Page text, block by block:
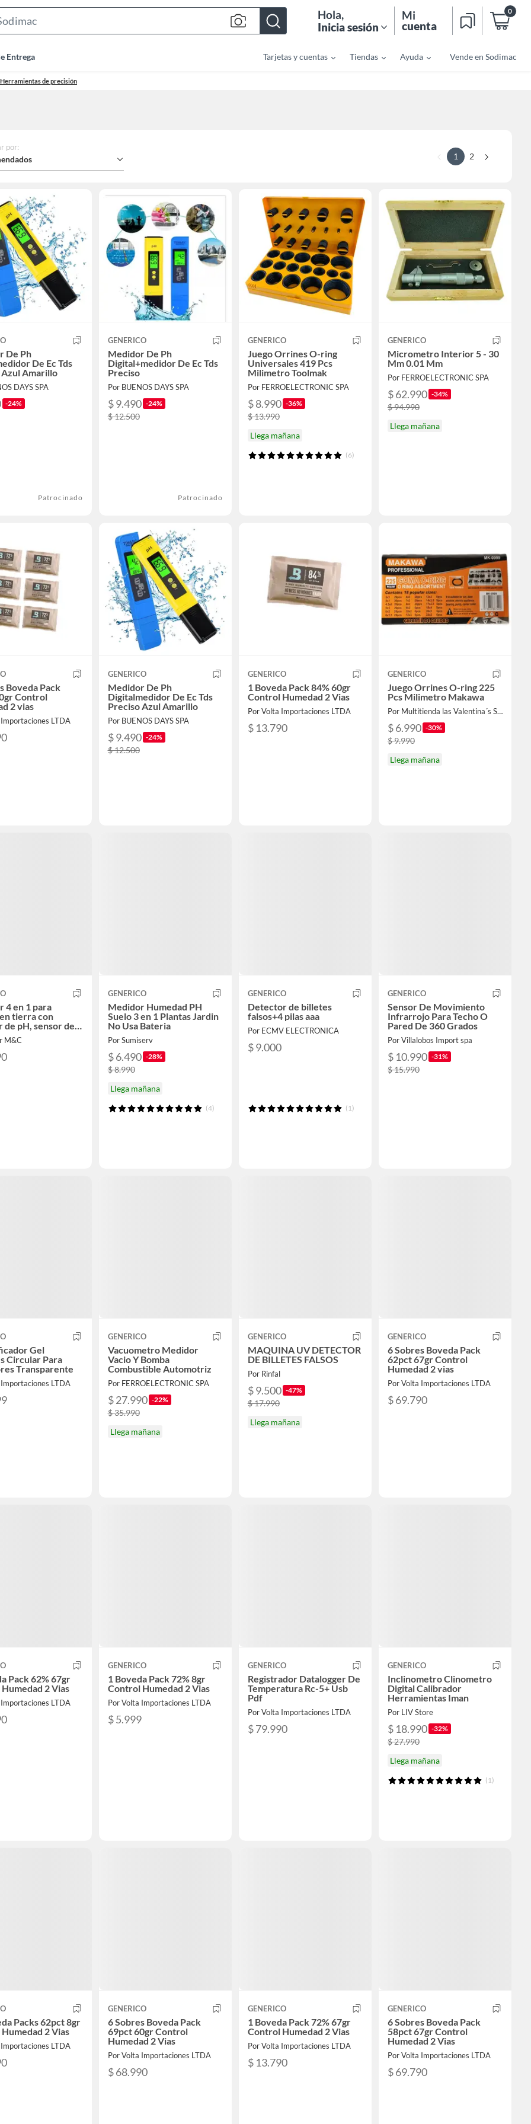
Bar
Hola,
Inicia sesión
Mi
cuenta
0
Entrega Tarjetas y cuentas Tiendas Ayuda Vende en Sodimac
Herramientas de precisión
por:
1 2
De Ph
De Ec Tds
Amarillo
DAYS SPA
-24%
Patrocinado
GENERICO
Medidor De Ph
Digital+medidor De Ec Tds
Preciso
Por BUENOS DAYS SPA
$ 9.490 -24%
$ 12.500
Patrocinado
GENERICO
Juego Orrines O-ring
Universales 419 Pcs
Milimetro Toolmak
Por FERROELECTRONIC SPA
$ 8.990 -36%
$ 13.990
Llega mañana
(6)
GENERICO
Micrometro Interior 5 - 30
Mm 0.01 Mm
Por FERROELECTRONIC SPA
$ 62.990 -34%
$ 94.990
Llega mañana
Boveda Pack
Control
2 vias
LTDA
GENERICO
Medidor De Ph
Digitalmedidor De Ec Tds
Preciso Azul Amarillo
Por BUENOS DAYS SPA
$ 9.490 -24%
$ 12.500
GENERICO
1 Boveda Pack 84% 60gr
Control Humedad 2 Vias
Por Volta Importaciones LTDA
$ 13.790
GENERICO
Juego Orrines O-ring 225
Pcs Milimetro Makawa
Por Multitienda las Valentina´s SPA
$ 6.990 -30%
$ 9.990
Llega mañana
4 en 1 para
tierra con
de pH, sensor de
medición de luz,
M&C
GENERICO
Medidor Humedad PH
Suelo 3 en 1 Plantas Jardin
No Usa Bateria
Por Sumiserv
$ 6.490 -28%
$ 8.990
Llega mañana
(4)
GENERICO
Detector de billetes
falsos+4 pilas aaa
Por ECMV ELECTRONICA
$ 9.000
(1)
GENERICO
Sensor De Movimiento
Infrarrojo Para Techo O
Pared De 360 Grados
Por Villalobos Import spa
$ 10.990 -31%
$ 15.990
Gel
Circular Para
Transparente
LTDA
GENERICO
Vacuometro Medidor
Vacio Y Bomba
Combustible Automotriz
Por FERROELECTRONIC SPA
$ 27.990 -22%
$ 35.990
Llega mañana
GENERICO
MAQUINA UV DETECTOR
DE BILLETES FALSOS
Por Rinfal
$ 9.500 -47%
$ 17.990
Llega mañana
GENERICO
6 Sobres Boveda Pack
62pct 67gr Control
Humedad 2 vias
Por Volta Importaciones LTDA
$ 69.790
Pack 62% 67gr
2 Vias
LTDA
GENERICO
1 Boveda Pack 72% 8gr
Control Humedad 2 Vias
Por Volta Importaciones LTDA
$ 5.999
GENERICO
Registrador Datalogger De
Temperatura Rc-5+ Usb
Pdf
Por Volta Importaciones LTDA
$ 79.990
GENERICO
Inclinometro Clinometro
Digital Calibrador
Herramientas Iman
Por LIV Store
$ 18.990 -32%
$ 27.990
Llega mañana
(1)
Packs 62pct 8gr
2 Vias
LTDA
GENERICO
6 Sobres Boveda Pack
69pct 60gr Control
Humedad 2 Vias
Por Volta Importaciones LTDA
$ 68.990
GENERICO
1 Boveda Pack 72% 67gr
Control Humedad 2 Vias
Por Volta Importaciones LTDA
$ 13.790
GENERICO
6 Sobres Boveda Pack
58pct 67gr Control
Humedad 2 Vias
Por Volta Importaciones LTDA
$ 69.790